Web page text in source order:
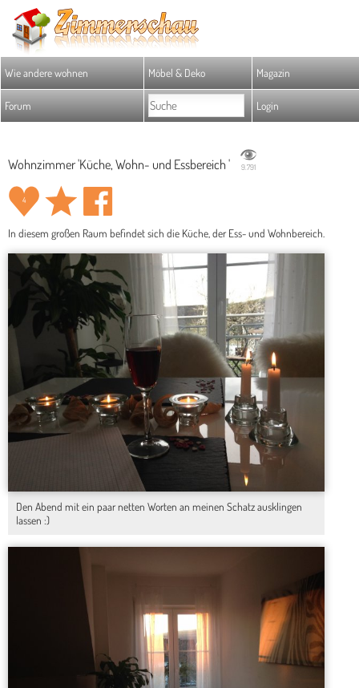
Wie andere wohnen Möbel & Deko Magazin
Forum Login
Wohnzimmer 'Küche, Wohn- und Essbereich ' 9.791
4
In diesem großen Raum befindet sich die Küche, der Ess- und Wohnbereich.
Den Abend mit ein paar netten Worten an meinen Schatz ausklingen
lassen :)